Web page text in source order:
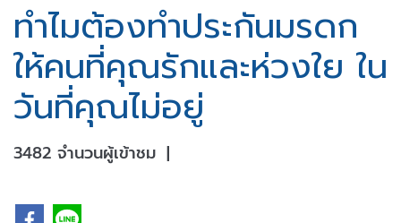
ทำไมต้องทำประกันมรดก
ให้คนที่คุณรักและห่วงใย ใน
วันที่คุณไม่อยู่
3482 จำนวนผู้เข้าชม |